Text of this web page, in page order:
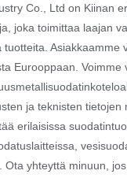
Co., Ltd on Kiinan
joka toimittaa laajan
tuotteita. Asiakkaamme
Eurooppaan. Voimme
ja teknisten tietojen
erilaisissa
Ota yhteyttä minuun,